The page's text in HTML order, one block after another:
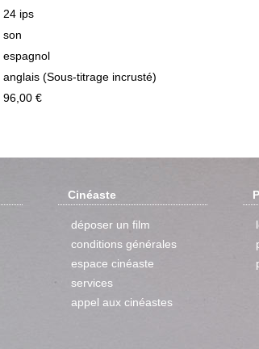
24 ips
son
espagnol
anglais (Sous-titrage incrusté)
96,00 €
Cinéaste
déposer un film
conditions générales
espace cinéaste
services
appel aux cinéastes